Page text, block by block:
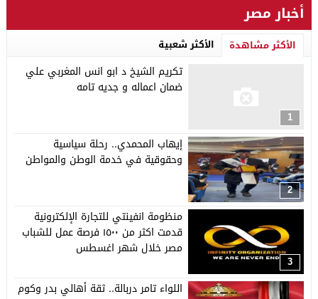
أخبار مصر
الأكثر مشاهدة الأكثر شعبية
1
تكريم الشيخ د ابو انس المغربي علي
ضمان اعماله و جديه تامه
2
إيهاب المحمدي.. رحلة سياسية
وحقوقية في خدمة الوطن والمواطن
3
منظومة انفينتي للتجارة الإلكترونية
قدمت اكثر من ١٥٠٠ فرصة عمل للشباب
مصر خلال شهر اغسطس
اللواء تامر دربالة.. ثقة أهالي بدر وكوم